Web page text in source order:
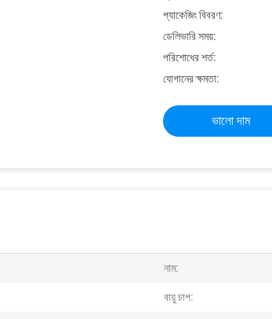
প্যাকেজিং বিবরণ:
ডেলিভারি সময়:
পরিশোধের শর্ত:
যোগানের ক্ষমতা:
ভালো দাম
নাম:
বায়ু চাপ: